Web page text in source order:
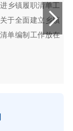
乡镇履职清单工
于全面建立乡镇
单编制工作放在